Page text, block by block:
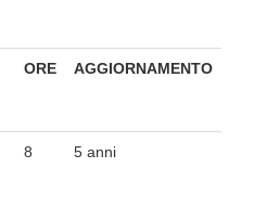
ORE AGGIORNAMENTO
8 5 anni